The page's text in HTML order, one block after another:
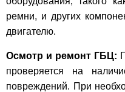
ремни, и других
двигателю.
Осмотр и ремонт ГБЦ:
проверяется на
повреждений. При